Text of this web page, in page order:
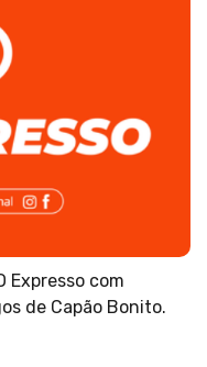
Expresso com
de Capão Bonito.